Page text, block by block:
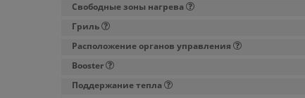
Свободные зоны нагрева
Гриль
Расположение органов управления
Booster
Поддержание тепла